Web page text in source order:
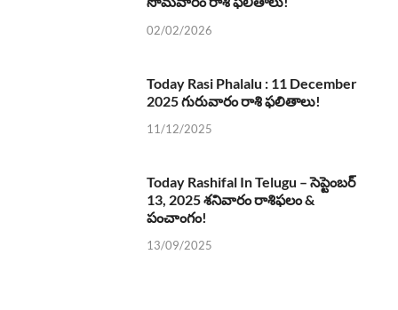
02/02/2026
Today Rasi Phalalu : 11 December
2025 గురువారం రాశి ఫలితాలు!
11/12/2025
Today Rashifal In Telugu – సెప్టెంబర్
13, 2025 శనివారం రాశిఫలం &
పంచాంగం!
13/09/2025